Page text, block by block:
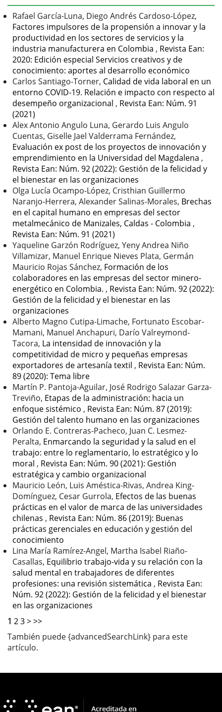
Rafael García-Luna, Diego Andrés Cardoso-López,
Factores impulsores de la propensión a innovar y la
productividad en los sectores de servicios y la
industria manufacturera en Colombia , Revista Ean:
2020: Edición especial Servicios creativos y de
conocimiento: aportes al desarrollo económico
Carlos Santiago-Torner, Calidad de vida laboral en un
entorno COVID-19. Relación e impacto con respecto al
desempeño organizacional , Revista Ean: Núm. 91
(2021)
Alex Antonio Angulo Luna, Gerardo Luis Angulo
Cuentas, Giselle Jael Valderrama Fernández,
Evaluación ex post de los proyectos de innovación y
emprendimiento en la Universidad del Magdalena ,
Revista Ean: Núm. 92 (2022): Gestión de la felicidad y
el bienestar en las organizaciones
Olga Lucía Ocampo-López, Cristhian Guillermo
Naranjo-Herrera, Alexander Salinas-Morales, Brechas
en el capital humano en empresas del sector
metalmecánico de Manizales, Caldas - Colombia ,
Revista Ean: Núm. 91 (2021)
Yaqueline Garzón Rodríguez, Yeny Andrea Niño
Villamizar, Manuel Enrique Nieves Plata, Germán
Mauricio Rojas Sánchez, Formación de los
colaboradores en las empresas del sector minero-
energético en Colombia. , Revista Ean: Núm. 92 (2022):
Gestión de la felicidad y el bienestar en las
organizaciones
Alberto Magno Cutipa-Limache, Fortunato Escobar-
Mamani, Manuel Anchapuri, Darío Valreymond-
Tacora, La intensidad de innovación y la
competitividad de micro y pequeñas empresas
exportadores de artesanía textil , Revista Ean: Núm.
89 (2020): Tema libre
Martín P. Pantoja-Aguilar, José Rodrigo Salazar Garza-
Treviño, Etapas de la administración: hacia un
enfoque sistémico , Revista Ean: Núm. 87 (2019):
Gestión del talento humano en las organizaciones
Orlando E. Contreras-Pacheco, Juan C. Lesmez-
Peralta, Enmarcando la seguridad y la salud en el
trabajo: entre lo reglamentario, lo estratégico y lo
moral , Revista Ean: Núm. 90 (2021): Gestión
estratégica y cambio organizacional
Mauricio León, Luis Améstica-Rivas, Andrea King-
Domínguez, Cesar Gurrola, Efectos de las buenas
prácticas en el valor de marca de las universidades
chilenas , Revista Ean: Núm. 86 (2019): Buenas
prácticas gerenciales en educación y gestión del
conocimiento
Lina María Ramírez-Angel, Martha Isabel Riaño-
Casallas, Equilibrio trabajo-vida y su relación con la
salud mental en trabajadores de diferentes
profesiones: una revisión sistemática , Revista Ean:
Núm. 92 (2022): Gestión de la felicidad y el bienestar
en las organizaciones
1 23>>>
También puede {advancedSearchLink} para este
artículo.